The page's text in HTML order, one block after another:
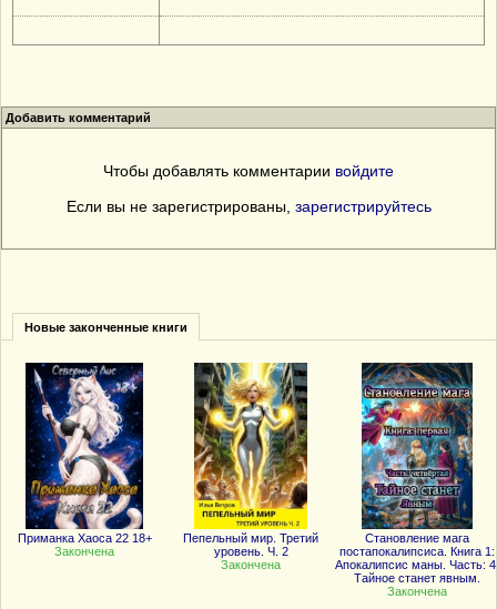
Добавить комментарий
Чтобы добавлять комментарии войдите
Если вы не зарегистрированы, зарегистрируйтесь
Новые законченные книги
Приманка Хаоса 22 18+
Закончена
Пепельный мир. Третий
уровень. Ч. 2
Закончена
Становление мага
постапокалипсиса. Книга 1:
Апокалипсис маны. Часть:
Тайное станет явным.
Закончена